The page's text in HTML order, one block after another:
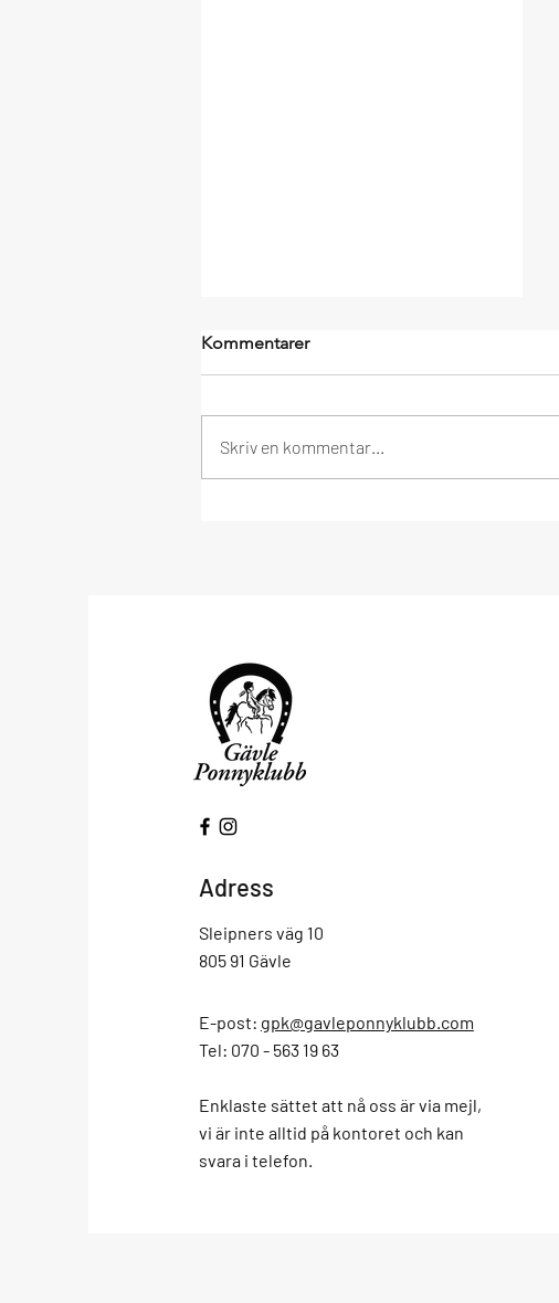
Kommentarer
Skriv en kommentar...
Adress
Sleipners väg 10
805 91 Gävle
E-post: gpk@gavleponnyklubb.com
Tel: 070 - 563 19 63
Enklaste sättet att nå oss är via mejl,
vi är inte alltid på kontoret och kan
svara i telefon.